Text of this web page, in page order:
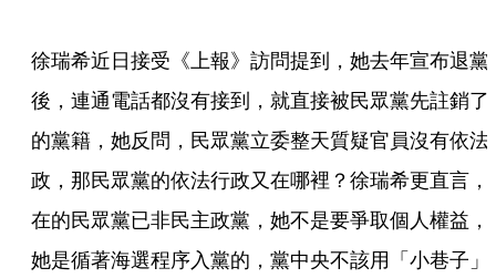
徐瑞希近日接受《上報》訪問提到，她去年宣布退黨
後，連通電話都沒有接到，就直接被民眾黨先註銷了
的黨籍，她反問，民眾黨立委整天質疑官員沒有依法
政，那民眾黨的依法行政又在哪裡？徐瑞希更直言，
在的民眾黨已非民主政黨，她不是要爭取個人權益，
她是循著海選程序入黨的，黨中央不該用「小巷子」